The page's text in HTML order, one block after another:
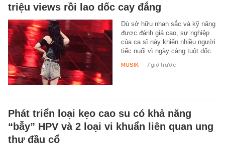
triệu views rồi lao dốc cay đắng
Dù sở hữu nhan sắc và kỹ năng
được đánh giá cao, sự nghiệp
của ca sĩ này khiến nhiều người
tiếc nuối vì ngày càng tuột dốc.
MUSIK - 7 giờ trước
Phát triển loại kẹo cao su có khả năng
“bẫy” HPV và 2 loại vi khuẩn liên quan ung
thư đầu cổ